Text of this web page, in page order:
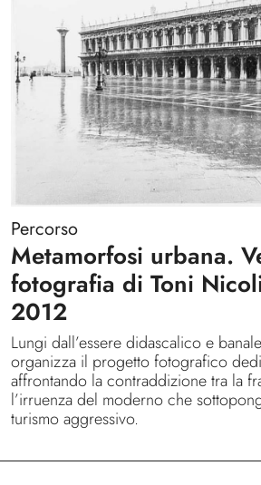
Percorso
Metamorfosi urbana.
fotografia di Toni
2012
Lungi dall’essere didascalico e
organizza il progetto fotografico
affrontando la contraddizione tra la
l’irruenza del moderno che
turismo aggressivo.